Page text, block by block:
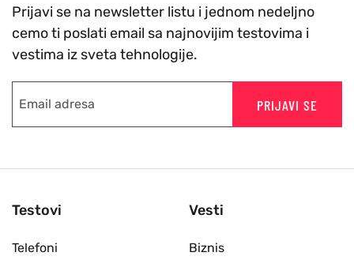
Prijavi se na newsletter listu i jednom nedeljno
cemo ti poslati email sa najnovijim testovima i
vestima iz sveta tehnologije.
PRIJAVI SE
Testovi
Telefoni
Vesti
Biznis